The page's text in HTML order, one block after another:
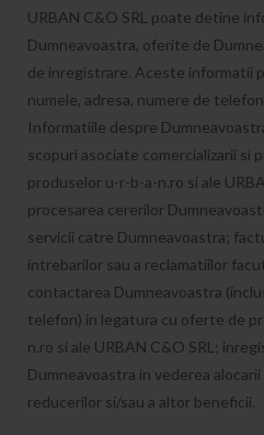
URBAN C&O SRL poate detine
Dumneavoastra, oferite de
de inregistrare. Aceste informatii
numele, adresa, numere de
Informatiile despre
scopuri asociate comercializarii si
produselor u-r-b-a-n.ro si ale
procesarea cererilor
servicii catre Dumneavoastra;
intrebarilor sau a reclamatiilor
contactarea Dumneavoastra
telefon) in legatura cu oferte de
n.ro si ale URBAN C&O SRL;
Dumneavoastra in vederea
reducerilor si/sau a altor beneficii.